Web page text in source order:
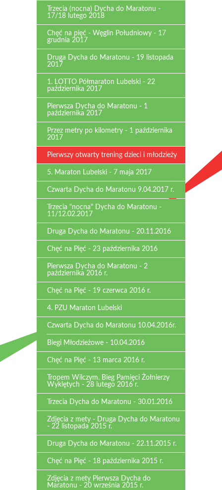
Trzecia (nocna) Dycha do Maratonu -
17/18 lutego 2018
Chęć na pięć - Węglin Południowy - 17
grudnia 2017
Druga Dycha do Maratonu - 19 listopada
2017
1. LOTTO Półmaraton Lubelski - 22
października 2017
Pierwsza Dycha do Maratonu - 1
października 2017
Przez metry po kilometry - 1 października
2017
Pierwszy otwarty trening dzieci i młodzieży
5. Maraton Lubelski - 7 maja 2017
Czwarta Dycha do Maratonu 9.04.2017 r.
Trzecia "nocna" Dycha do Maratonu -
11/12.02.2017
Druga Dycha do Maratonu - 20.11.2016
Chęć na Pięć - 23 października 2016
Pierwsza Dycha do Maratonu - 2
października 2016 r.
Chęć na Pięć - 19 czerwca 2016 r.
4. PZU Maraton Lubelski
Czwarta Dycha do Maratonu 10.04.2016r.
Biegi Młodzieżowe - 10.04.2016
Chęć na Pięć - 13 marca 2016 r.
Tropem Wilczym. Bieg Pamięci Żołnierzy
Wyklętych - 28 lutego 2016 r.
Trzecia Dycha do Maratonu - 30.01.2016
Zdjęcia z mety - Druga Dycha do Maratonu
- 22 listopada 2015 r.
Druga Dycha do Maratonu - 22.11.2015 r.
Chęć na Pięć - 18 października 2015 r.
Zdjęcia z mety Pierwsza Dycha do
Maratonu - 20 września 2015 r.